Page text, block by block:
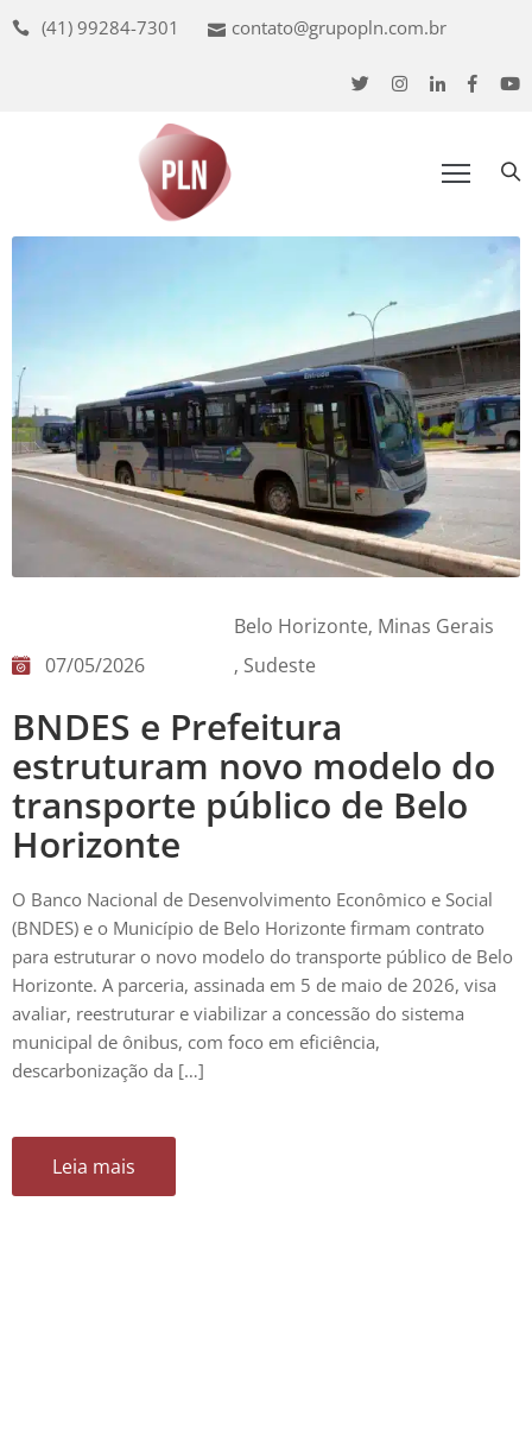
(41) 99284-7301 contato@grupopln.com.br
07/05/2026
Belo Horizonte‚ Minas Gerais
‚ Sudeste
BNDES e Prefeitura
estruturam novo modelo do
transporte público de Belo
Horizonte
O Banco Nacional de Desenvolvimento Econômico e Social
(BNDES) e o Município de Belo Horizonte firmam contrato
para estruturar o novo modelo do transporte público de Belo
Horizonte. A parceria, assinada em 5 de maio de 2026, visa
avaliar, reestruturar e viabilizar a concessão do sistema
municipal de ônibus, com foco em eficiência,
descarbonização da […]
Leia mais